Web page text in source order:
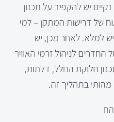
יש להקפיד על תכנון
של דרישות המתקן – למי
יש למלא. לאחר מכן, יש
לניהול זרמי האוויר
חלוקת החלל, דלתות,
מהותי בתהליך זה.